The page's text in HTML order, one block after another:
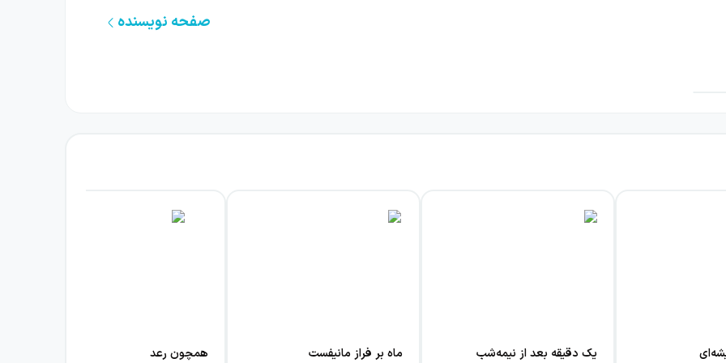
یک جدایی ناگهانی باید گفته می‌شدند.
جست‌وجوی سوزی او را به سوی شگفتی‌های جهان هستی، معنای زندگی و پرسش درباره مرگ می‌برد. او برای
تنها به دور دنیا را در نظر می‌گیرد. این مسیر بیرونی، با سفر درونی او همراه می‌شود: سوزی کم‌کم ناچار است
فقط واکنشی به یک حادثه نباشد؛ او هم‌زمان با فقدان دوستش، با خاطرات، احساسات و برداشت خودش از
صفحه نویسنده
یک دقیقه بعد از نیمه‌شب ماه بر فراز مانیفست همچون رعد